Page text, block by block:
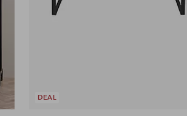
DEAL